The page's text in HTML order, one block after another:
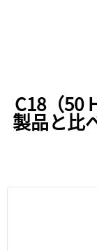
C18（50
製品と比